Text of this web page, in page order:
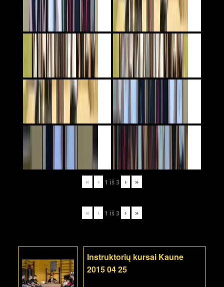
« ‹ 1 iš3 › »
« ‹ 1 iš3 › »
Instruktorių kursai Kaune
2015 04 25